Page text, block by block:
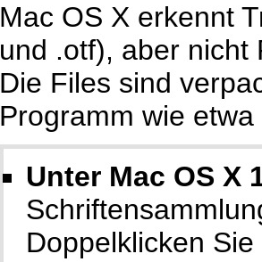
Mac OS X erkennt
und .otf), aber nicht
Die Files sind
Programm wie etwa
Unter Mac OS X
Doppelklicken